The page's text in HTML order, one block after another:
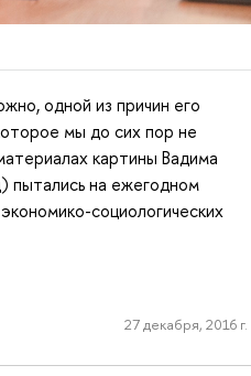
одной из причин его
мы до сих пор не
картины Вадима
пытались на ежегодном
социологических
27 декабря, 2016 г.